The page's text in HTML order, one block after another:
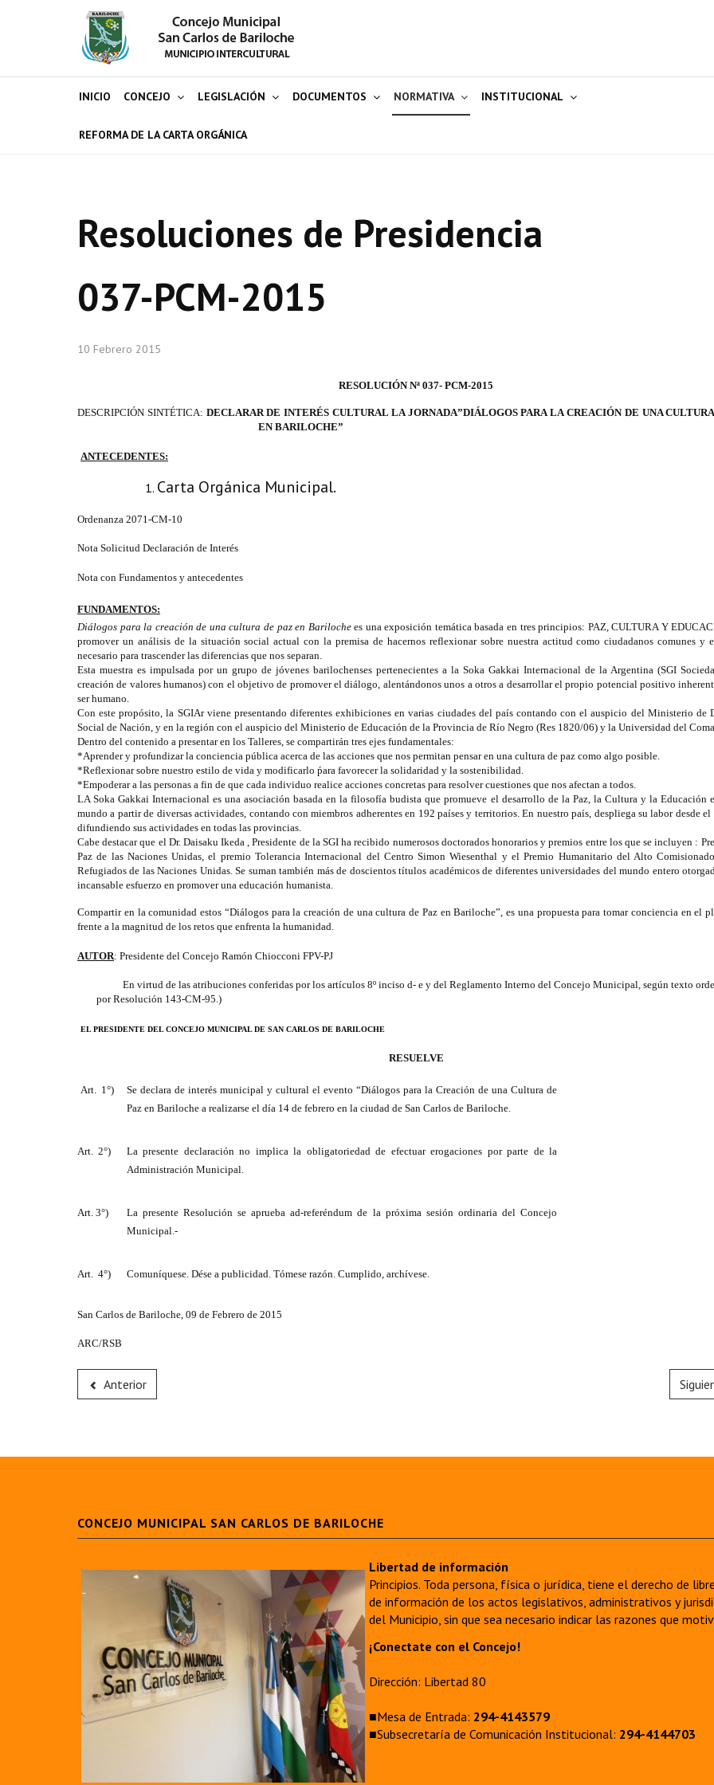
INICIO CONCEJO LEGISLACIÓN DOCUMENTOS NORMATIVA INSTITUCIONAL
REFORMA DE LA CARTA ORGÁNICA
Resoluciones de Presidencia
037-PCM-2015
10 Febrero 2015
RESOLUCIÓN Nª 037- PCM-2015
DESCRIPCIÓN SINTÉTICA: DECLARAR DE INTERÉS CULTURAL LA JORNADA”DIÁLOGOS PARA LA CREACIÓN DE UNA
EN BARILOCHE”
ANTECEDENTES:
Carta Orgánica Municipal.
Ordenanza 2071-CM-10
Nota Solicitud Declaración de Interés
Nota con Fundamentos y antecedentes
FUNDAMENTOS:
Diálogos para la creación de una cultura de paz en Barilochees una exposición temática basada en tres principios: PAZ, CULTURA Y
promover un análisis de la situación social actual con la premisa de hacernos reflexionar sobre nuestra actitud como ciudadanos comunes y
necesario para trascender las diferencias que nos separan.
Esta muestra es impulsada por un grupo de jóvenes barilochenses pertenecientes a la Soka Gakkai Internacional de la Argentina (SGI
creación de valores humanos) con el objetivo de promover el diálogo, alentándonos unos a otros a desarrollar el propio potencial positivo
ser humano.
Con este propósito, la SGIAr viene presentando diferentes exhibiciones en varias ciudades del país contando con el auspicio del Ministerio de
Social de Nación, y en la región con el auspicio del Ministerio de Educación de la Provincia de Río Negro (Res 1820/06) y la Universidad del
Dentro del contenido a presentar en los Talleres, se compartirán tres ejes fundamentales:
*Aprender y profundizar la conciencia pública acerca de las acciones que nos permitan pensar en una cultura de paz como algo posible.
*Reflexionar sobre nuestro estilo de vida y modificarlo ṕara favorecer la solidaridad y la sostenibilidad.
*Empoderar a las personas a fin de que cada individuo realice acciones concretas para resolver cuestiones que nos afectan a todos.
LA Soka Gakkai Internacional es una asociación basada en la filosofía budista que promueve el desarrollo de la Paz, la Cultura y la Educación
mundo a partir de diversas actividades, contando con miembros adherentes en 192 países y territorios. En nuestro país, despliega su labor desde
difundiendo sus actividades en todas las provincias.
Cabe destacar que el Dr. Daisaku Ikeda , Presidente de la SGI ha recibido numerosos doctorados honorarios y premios entre los que se incluyen :
Paz de las Naciones Unidas, el premio Tolerancia Internacional del Centro Simon Wiesenthal y el Premio Humanitario del Alto
Refugiados de las Naciones Unidas. Se suman también más de doscientos títulos académicos de diferentes universidades del mundo entero
incansable esfuerzo en promover una educación humanista.
Compartir en la comunidad estos “Diálogos para la creación de una cultura de Paz en Bariloche”, es una propuesta para tomar conciencia en el
frente a la magnitud de los retos que enfrenta la humanidad.
AUTOR: Presidente del Concejo Ramón Chiocconi FPV-PJ
En virtud de las atribuciones conferidas por los artículos 8º inciso d- e y del Reglamento Interno del Concejo Municipal, según texto
por Resolución 143-CM-95.)
EL PRESIDENTE DEL CONCEJO MUNICIPAL DE SAN CARLOS DE BARILOCHE
RESUELVE
Art. 1°)
Se declara de interés municipal y cultural el evento “Diálogos para la Creación de una Cultura de
Paz en Bariloche a realizarse el día 14 de febrero en la ciudad de San Carlos de Bariloche.
Art. 2°)
La presente declaración no implica la obligatoriedad de efectuar erogaciones por parte de la
Administración Municipal.
Art. 3°)
La presente Resolución se aprueba ad-referéndum de la próxima sesión ordinaria del Concejo
Municipal.-
Art. 4°) Comuníquese. Dése a publicidad. Tómese razón. Cumplido, archívese.
San Carlos de Bariloche, 09 de Febrero de 2015
ARC/RSB
Anterior
CONCEJO MUNICIPAL SAN CARLOS DE BARILOCHE
Libertad de información
Principios. Toda persona, física o jurídica, tiene el derecho de
de información de los actos legislativos, administrativos y
del Municipio, sin que sea necesario indicar las razones que
¡Conectate con el Concejo!
Dirección: Libertad 80
■Mesa de Entrada: 294-4143579
■Subsecretaría de Comunicación Institucional: 294-4144703